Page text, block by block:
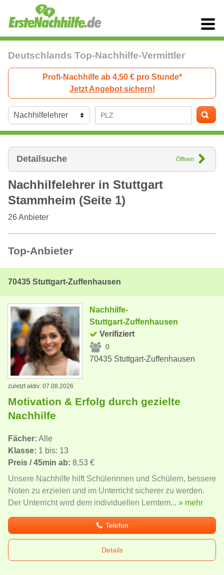
Deutschlands Top-Nachhilfe-Vermittler
Profi-Nachhilfe ab 4,50 € pro Stunde*
Jetzt Angebot sichern!
Detailsuche Öffnen
Nachhilfelehrer in Stuttgart
Stammheim (Seite 1)
26Anbieter
Top-Anbieter
70435 Stuttgart-Zuffenhausen
Nachhilfe-
Stuttgart-Zuffenhausen
Verifiziert
0
70435 Stuttgart-Zuffenhausen
zuletzt aktiv: 07.08.2026
Motivation & Erfolg durch gezielte
Nachhilfe
Fächer: Alle
Klasse: 1 bis: 13
Preis / 45min ab: 8,53 €
Unsere Nachhilfe hilft Schülerinnen und Schülern, bessere
Noten zu erzielen und im Unterricht sicherer zu werden.
Der Unterricht wird dem individuellen Lerntem... » mehr
Telefon
Details